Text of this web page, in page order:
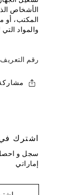
الأشخاص
المكتب، أو
والمواد
رقم التعريف
اشترك
إماراتي